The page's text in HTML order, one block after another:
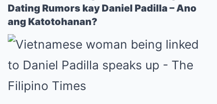
Dating Rumors kay Daniel Padilla – Ano
ang Katotohanan?